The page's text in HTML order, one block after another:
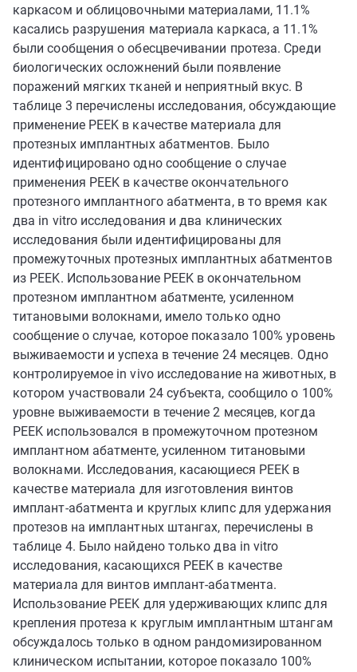
каркасом и облицовочными материалами, 11.1%
касались разрушения материала каркаса, а 11.1%
были сообщения о обесцвечивании протеза. Среди
биологических осложнений были появление
поражений мягких тканей и неприятный вкус. В
таблице 3 перечислены исследования, обсуждающие
применение PEEK в качестве материала для
протезных имплантных абатментов. Было
идентифицировано одно сообщение о случае
применения PEEK в качестве окончательного
протезного имплантного абатмента, в то время как
два in vitro исследования и два клинических
исследования были идентифицированы для
промежуточных протезных имплантных абатментов
из PEEK. Использование PEEK в окончательном
протезном имплантном абатменте, усиленном
титановыми волокнами, имело только одно
сообщение о случае, которое показало 100% уровень
выживаемости и успеха в течение 24 месяцев. Одно
контролируемое in vivo исследование на животных, в
котором участвовали 24 субъекта, сообщило о 100%
уровне выживаемости в течение 2 месяцев, когда
PEEK использовался в промежуточном протезном
имплантном абатменте, усиленном титановыми
волокнами. Исследования, касающиеся PEEK в
качестве материала для изготовления винтов
имплант-абатмента и круглых клипс для удержания
протезов на имплантных штангах, перечислены в
таблице 4. Было найдено только два in vitro
исследования, касающихся PEEK в качестве
материала для винтов имплант-абатмента.
Использование PEEK для удерживающих клипс для
крепления протеза к круглым имплантным штангам
обсуждалось только в одном рандомизированном
клиническом испытании, которое показало 100%